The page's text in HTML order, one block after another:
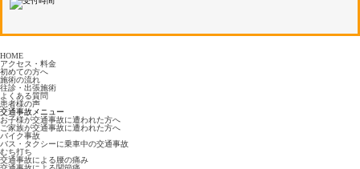
HOME
アクセス・料金
初めての方へ
施術の流れ
往診・出張施術
よくある質問
患者様の声
交通事故メニュー
お子様が交通事故に遭われた方へ
ご家族が交通事故に遭われた方へ
バイク事故
バス・タクシーに乗車中の交通事故
むち打ち
交通事故による腰の痛み